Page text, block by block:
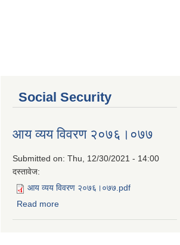
Social Security
आय व्यय विवरण २०७६।०७७
Submitted on: Thu, 12/30/2021 - 14:00
दस्तावेज:
आय व्यय विवरण २०७६।०७७.pdf
Read more